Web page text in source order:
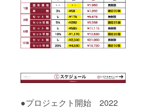
●プロジェクト開始 2022